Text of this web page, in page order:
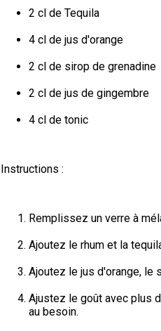
2 cl de Tequila
4 cl de jus d'orange
2 cl de sirop de grenadine
2 cl de jus de gingembre
4 cl de tonic
Instructions :
Remplissez un verre à
Ajoutez le rhum et la
Ajoutez le jus d'orange, le
Ajustez le goût avec plus
au besoin.